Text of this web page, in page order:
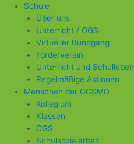
Schule
Über uns
Unterricht / OGS
Virtueller Rundgang
Förderverein
Unterricht und Schulleben
Regelmäßige Aktionen
Menschen der GGSMD
Kollegium
Klassen
OGS
Schulsozialarbeit